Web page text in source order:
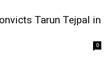
Tarun Tejpal in
0